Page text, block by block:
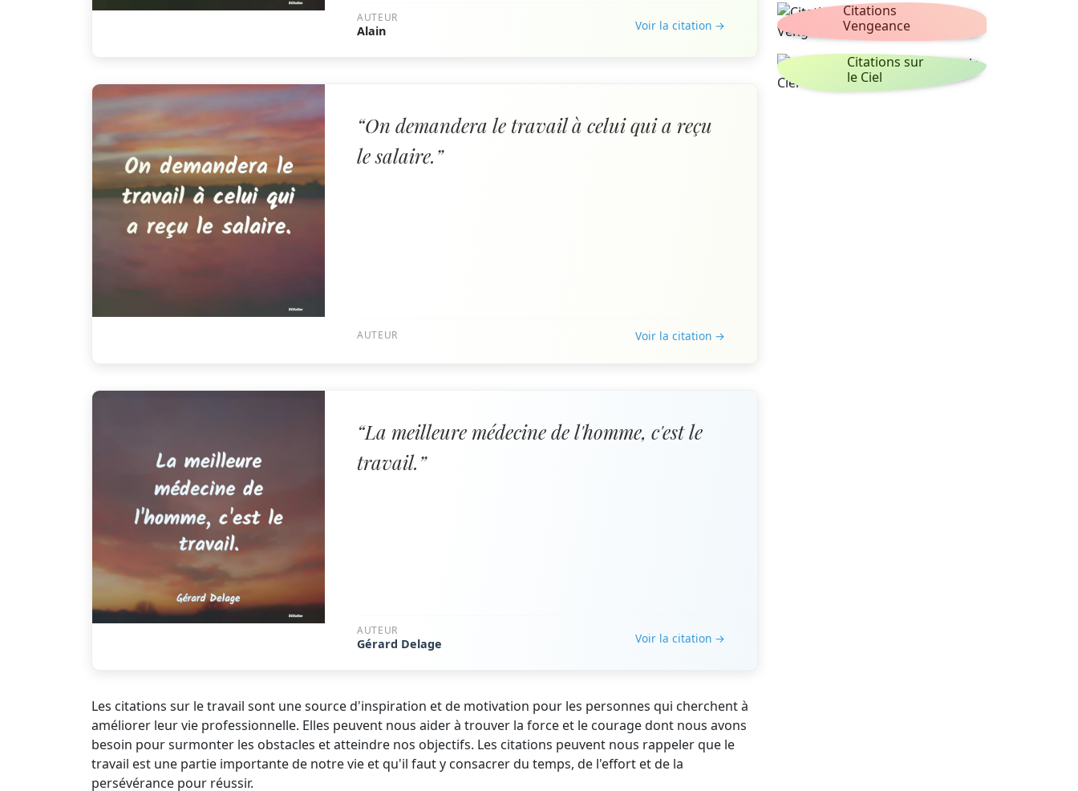
AUTEUR
Alain Voir la citation →
“On demandera le travail à celui qui a reçu
le salaire.”
AUTEUR Voir la citation →
“La meilleure médecine de l'homme, c'est le
travail.”
AUTEUR
Gérard Delage Voir la citation →
Les citations sur le travail sont une source d'inspiration et de motivation pour les personnes qui cherchent à
améliorer leur vie professionnelle. Elles peuvent nous aider à trouver la force et le courage dont nous avons
besoin pour surmonter les obstacles et atteindre nos objectifs. Les citations peuvent nous rappeler que le
travail est une partie importante de notre vie et qu'il faut y consacrer du temps, de l'effort et de la
persévérance pour réussir.
Citations
Vengeance
Citations sur
le Ciel